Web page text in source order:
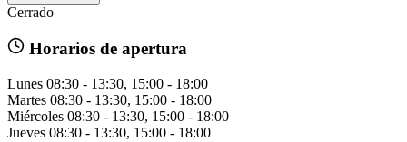
Cerrado
Horarios de apertura
Lunes 08:30 - 13:30, 15:00 - 18:00
Martes 08:30 - 13:30, 15:00 - 18:00
Miércoles 08:30 - 13:30, 15:00 - 18:00
Jueves 08:30 - 13:30, 15:00 - 18:00